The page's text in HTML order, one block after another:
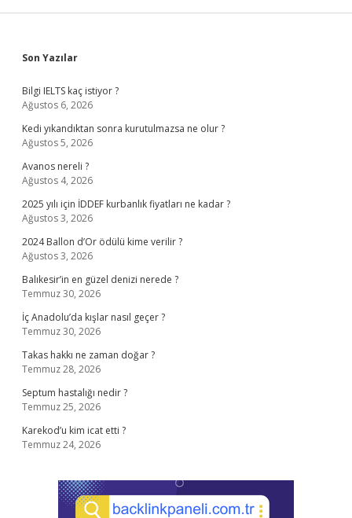
Sidebar
Son Yazılar
Bilgi IELTS kaç istiyor ?
Ağustos 6, 2026
Kedi yıkandıktan sonra kurutulmazsa ne olur ?
Ağustos 5, 2026
Avanos nereli ?
Ağustos 4, 2026
2025 yılı için İDDEF kurbanlık fiyatları ne kadar ?
Ağustos 3, 2026
2024 Ballon d’Or ödülü kime verilir ?
Ağustos 3, 2026
Balıkesir’in en güzel denizi nerede ?
Temmuz 30, 2026
İç Anadolu’da kışlar nasıl geçer ?
Temmuz 30, 2026
Takas hakkı ne zaman doğar ?
Temmuz 28, 2026
Septum hastalığı nedir ?
Temmuz 25, 2026
Karekod’u kim icat etti ?
Temmuz 24, 2026